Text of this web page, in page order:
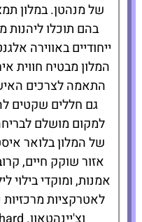
של מנהטן. במלון
בהם תוכלו ליהנות
ייחודיים באווירה
המלון מבטיח חווית
התאמה לצרכים
גם חללים שקטים
למקום מושלם
של המלון בלואר
אזור שוקק חיים,
אמנות, ומוקדי בילוי
לאטרקציות מרכזיות